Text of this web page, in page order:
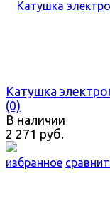
избранное
Катушка
(0)
В наличии
2 271 руб.